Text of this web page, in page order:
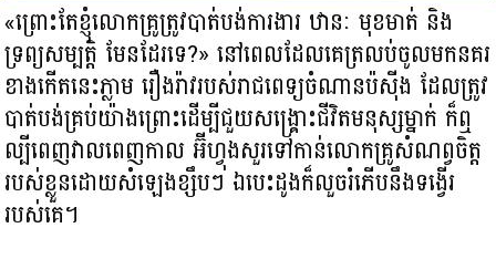
«ព្រោះតែខ្ញុំលោកគ្រូត្រូវបាត់បង់ការងារ ឋានៈ មុខមាត់ និង
ទ្រព្យសម្បត្តិ មែនដែរទេ?​» នៅពេលដែលគេត្រលប់ចូលមកនគរ
ខាងកើតនេះភ្លាម រឿងរ៉ាវរបស់រាជពេទ្យចំណានប៉ស៊ីង ដែលត្រូវ
បាត់បង់គ្រប់យ៉ាងព្រោះដើម្បីជួយសង្គ្រោះជីវិតមនុស្សម្នាក់ ក៏ឮ
ល្បីពេញវាលពេញកាល អ៊ីហ្វុងសួរទៅកាន់លោកគ្រូសំណព្វចិត្ត
របស់ខ្លួនដោយសំឡេងខ្សឹបៗ ឯបេះដូងក៏លួចរំភើបនឹងទង្វើរ
របស់គេ។